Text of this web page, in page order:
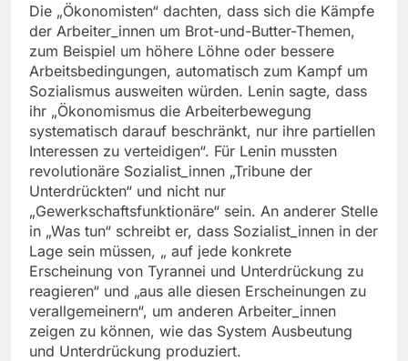
Die „Ökonomisten“ dachten, dass sich die Kämpfe
der Arbeiter_innen um Brot-und-Butter-Themen,
zum Beispiel um höhere Löhne oder bessere
Arbeitsbedingungen, automatisch zum Kampf um
Sozialismus ausweiten würden. Lenin sagte, dass
ihr „Ökonomismus die Arbeiterbewegung
systematisch darauf beschränkt, nur ihre partiellen
Interessen zu verteidigen“. Für Lenin mussten
revolutionäre Sozialist_innen „Tribune der
Unterdrückten“ und nicht nur
„Gewerkschaftsfunktionäre“ sein. An anderer Stelle
in „Was tun“ schreibt er, dass Sozialist_innen in der
Lage sein müssen, „ auf jede konkrete
Erscheinung von Tyrannei und Unterdrückung zu
reagieren“ und „aus alle diesen Erscheinungen zu
verallgemeinern“, um anderen Arbeiter_innen
zeigen zu können, wie das System Ausbeutung
und Unterdrückung produziert.